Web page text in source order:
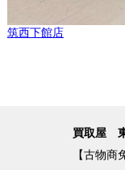
筑西下館店
買取屋
【古物